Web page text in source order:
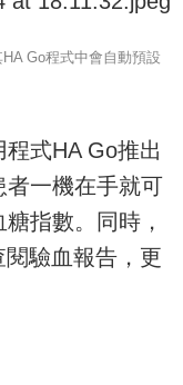
Go程式中會自動預設
式HA Go推出
者一機在手就可
指數。同時，
驗血報告，更